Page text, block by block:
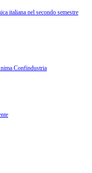
italiana nel secondo semestre
Confindustria